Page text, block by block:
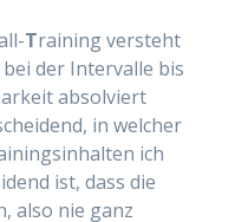
Training versteht
der Intervalle bis
absolviert
in welcher
ich
ist, dass die
also nie ganz